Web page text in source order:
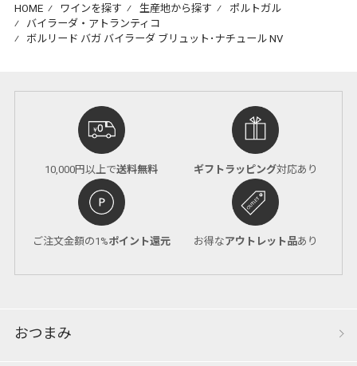
HOME ⁄ ワインを探す ⁄ 生産地から探す ⁄ ポルトガル
⁄ バイラーダ・アトランティコ
⁄ ボルリード バガ バイラーダ ブリュット･ナチュール NV
10,000円以上で送料無料 ギフトラッピング対応あり
ご注文金額の1%ポイント還元 お得なアウトレット品あり
おつまみ